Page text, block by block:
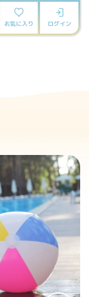
お気に入り ログイン